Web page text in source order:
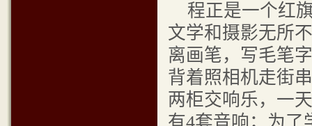
程正是一个红
文学和摄影无所
离画笔，写毛笔
背着照相机走街
两柜交响乐，一